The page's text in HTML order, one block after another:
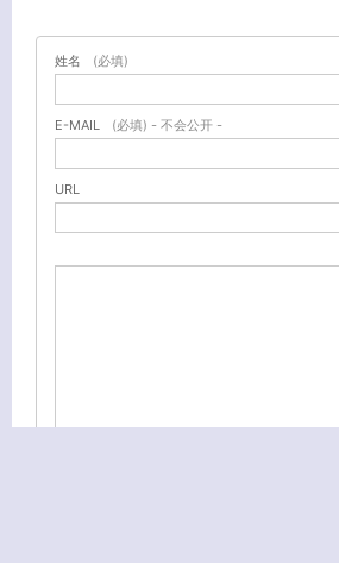
姓名 (必填)
E-MAIL (必填) - 不会公开 -
URL